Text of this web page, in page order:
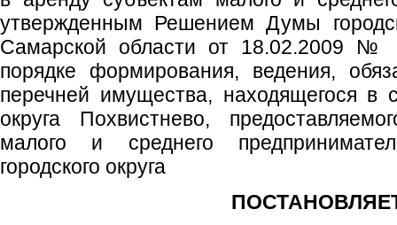
утвержденным Решением Думы
Самарской области от 18.02.2009
порядке формирования, ведения,
перечней имущества, находящегося в
округа Похвистнево,
малого и среднего
городского округа